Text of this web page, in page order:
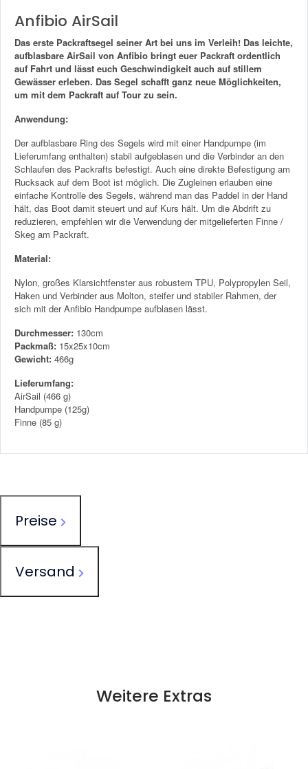
Anfibio AirSail
Das erste Packraftsegel seiner Art bei uns im Verleih! Das leichte,
aufblasbare AirSail von Anfibio bringt euer Packraft ordentlich
auf Fahrt und lässt euch Geschwindigkeit auch auf stillem
Gewässer erleben. Das Segel schafft ganz neue Möglichkeiten,
um mit dem Packraft auf Tour zu sein.
Anwendung:
Der aufblasbare Ring des Segels wird mit einer Handpumpe (im
Lieferumfang enthalten) stabil aufgeblasen und die Verbinder an den
Schlaufen des Packrafts befestigt. Auch eine direkte Befestigung am
Rucksack auf dem Boot ist möglich. Die Zugleinen erlauben eine
einfache Kontrolle des Segels, während man das Paddel in der Hand
hält, das Boot damit steuert und auf Kurs hält. Um die Abdrift zu
reduzieren, empfehlen wir die Verwendung der mitgelieferten Finne /
Skeg am Packraft.
Material:
Nylon, großes Klarsichtfenster aus robustem TPU, Polypropylen Seil,
Haken und Verbinder aus Molton, steifer und stabiler Rahmen, der
sich mit der Anfibio Handpumpe aufblasen lässt.
Durchmesser: 130cm
Packmaß: 15x25x10cm
Gewicht: 466g
Lieferumfang:
AirSail (466 g)
Handpumpe (125g)
Finne (85 g)
Preise
Versand
Weitere Extras